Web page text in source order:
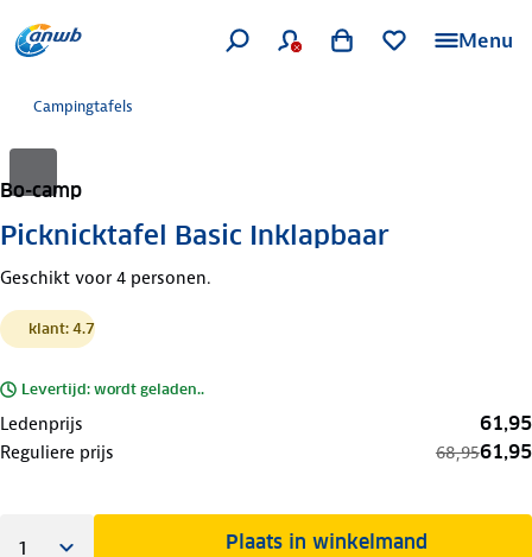
Menu
Campingtafels
Bo-camp
Picknicktafel Basic Inklapbaar
Geschikt voor 4 personen.
klant: 4.7
Levertijd: wordt geladen..
Ledenprijs 61,95
Reguliere prijs 68,9561,95
Plaats in winkelmand